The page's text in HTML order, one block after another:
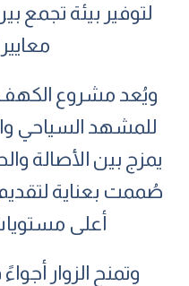
لتوفير بيئة تجمع
ويُعد مشروع
للمشهد السياحي
يمزج بين الأصالة
صُممت بعناية
أعلى
وتمنح الزوار